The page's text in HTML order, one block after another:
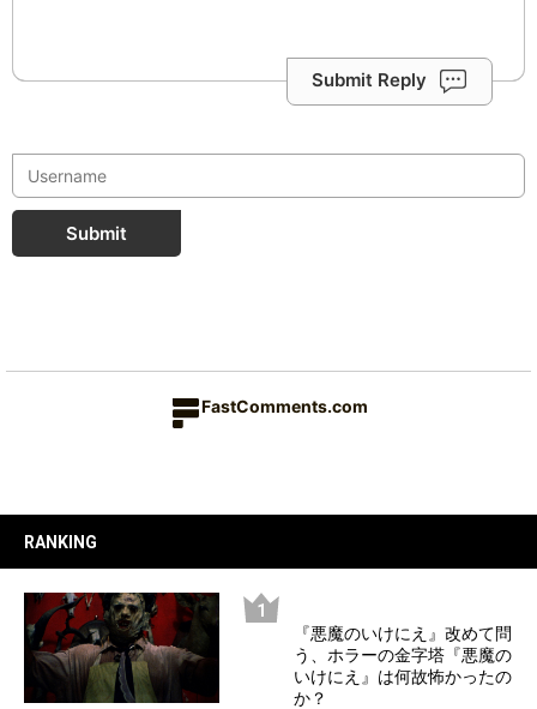
Submit Reply
Submit
FastComments.com
RANKING
『悪魔のいけにえ』改めて問
う、ホラーの金字塔『悪魔の
いけにえ』は何故怖かったの
か？